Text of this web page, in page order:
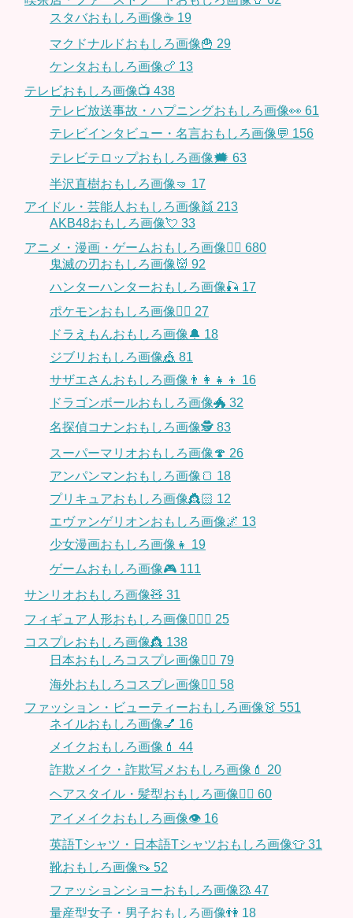
スタバおもしろ画像☕️ 19
マクドナルドおもしろ画像🍟 29
ケンタおもしろ画像🍗 13
テレビおもしろ画像📺 438
テレビ放送事故・ハプニングおもしろ画像👀 61
テレビインタビュー・名言おもしろ画像💬 156
テレビテロップおもしろ画像🗯 63
半沢直樹おもしろ画像🤜 17
アイドル・芸能人おもしろ画像👯 213
AKB48おもしろ画像💘 33
アニメ・漫画・ゲームおもしろ画像🧚‍♀️ 680
鬼滅の刃おもしろ画像👹 92
ハンターハンターおもしろ画像🎣 17
ポケモンおもしろ画像🤹‍♂️ 27
ドラえもんおもしろ画像🔔 18
ジブリおもしろ画像🎪 81
サザエさんおもしろ画像👨‍👩‍👧‍👦 16
ドラゴンボールおもしろ画像🐲 32
名探偵コナンおもしろ画像🕵️ 83
スーパーマリオおもしろ画像🍄 26
アンパンマンおもしろ画像🍞 18
プリキュアおもしろ画像👸🏻 12
エヴァンゲリオンおもしろ画像🌌 13
少女漫画おもしろ画像👧 19
ゲームおもしろ画像🎮 111
サンリオおもしろ画像🧸 31
フィギュア人形おもしろ画像🧍🏼‍♂️ 25
コスプレおもしろ画像👸 138
日本おもしろコスプレ画像🧝‍♀️ 79
海外おもしろコスプレ画像🧝‍♂️ 58
ファッション・ビューティーおもしろ画像👗 551
ネイルおもしろ画像💅 16
メイクおもしろ画像💄 44
詐欺メイク・詐欺写メおもしろ画像💄 20
ヘアスタイル・髪型おもしろ画像👱‍♀️ 60
アイメイクおもしろ画像👁 16
英語Tシャツ・日本語Tシャツおもしろ画像👕 31
靴おもしろ画像👡 52
ファッションショーおもしろ画像🥻 47
量産型女子・男子おもしろ画像👫 18